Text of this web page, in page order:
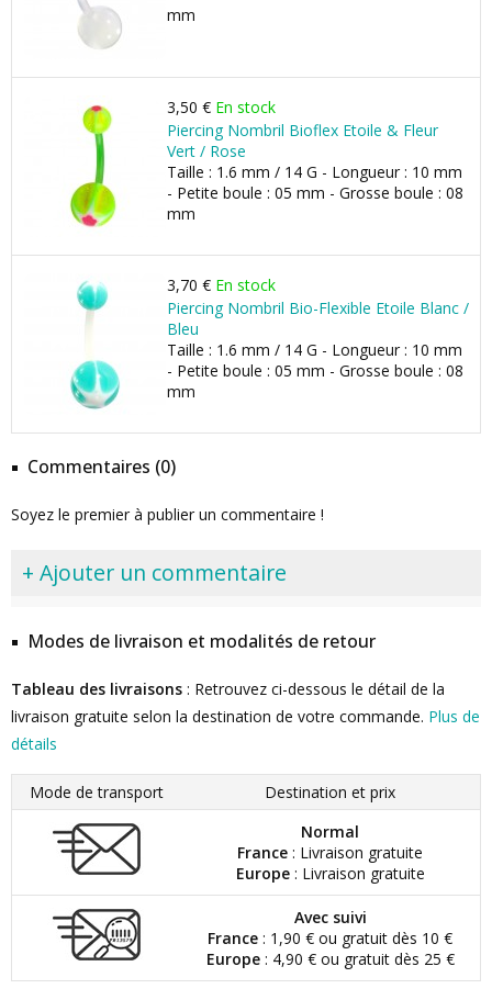
mm
3,50 € En stock
Piercing Nombril Bioflex Etoile & Fleur
Vert / Rose
Taille : 1.6 mm / 14 G - Longueur : 10 mm
- Petite boule : 05 mm - Grosse boule : 08
mm
3,70 € En stock
Piercing Nombril Bio-Flexible Etoile Blanc /
Bleu
Taille : 1.6 mm / 14 G - Longueur : 10 mm
- Petite boule : 05 mm - Grosse boule : 08
mm
Commentaires (0)
Soyez le premier à publier un commentaire !
+ Ajouter un commentaire
Modes de livraison et modalités de retour
Tableau des livraisons : Retrouvez ci-dessous le détail de la
livraison gratuite selon la destination de votre commande. Plus de
détails
Mode de transport
Destination et prix
Normal
France : Livraison gratuite
Europe: Livraison gratuite
Avec suivi
France : 1,90 € ou gratuit dès 10 €
Europe: 4,90 € ou gratuit dès 25 €